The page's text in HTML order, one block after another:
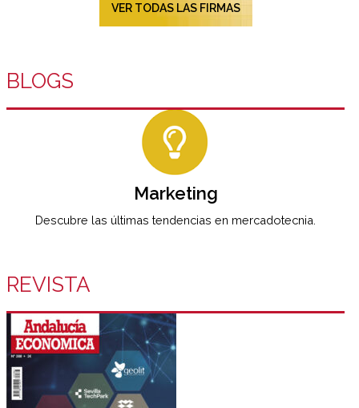
VER TODAS LAS FIRMAS
BLOGS
Marketing
Descubre las últimas tendencias en mercadotecnia.
REVISTA